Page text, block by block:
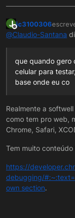
J
Offline
jc3100306
última
@Claudio-Santana
que quando gero
celular para
base onde eu co
Realmente a
como tem pro web,
Chrome, Safari,
Tem muito conteúdo
https://
debugging/
own section.